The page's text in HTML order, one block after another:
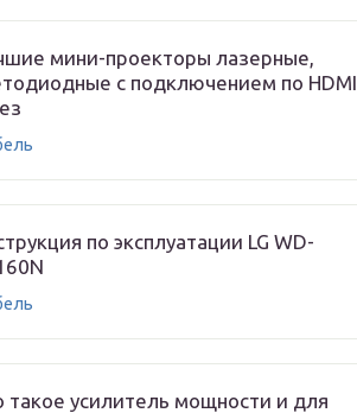
мини-проекторы лазерные,
с подключением по HDMI
по эксплуатации LG WD-
такое усилитель мощности и для